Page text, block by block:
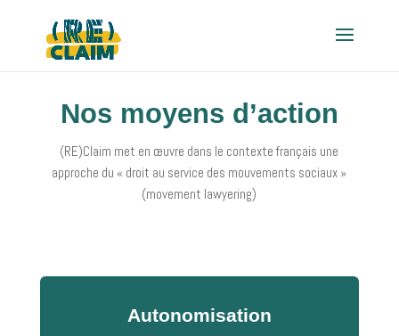
Nos moyens d’action
(RE)Claim met en œuvre dans le contexte français une
approche du « droit au service des mouvements sociaux »
(movement lawyering)
Autonomisation